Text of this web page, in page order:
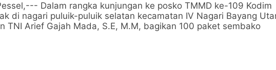
Dalam rangka kunjungan ke posko TMMD ke-109 Kodim
di nagari puluik-puluik selatan kecamatan IV Nagari Bayang
TNI Arief Gajah Mada, S.E, M.M, bagikan 100 paket sembako